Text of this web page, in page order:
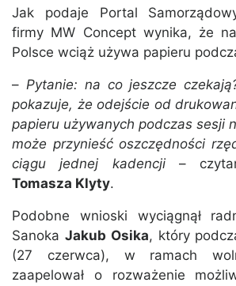
Jak podaje Portal
firmy MW Concept wynika, że
Polsce wciąż używa papieru
– Pytanie: na co jeszcze
pokazuje, że odejście od
papieru używanych podczas sesji
może przynieść oszczędności
ciągu jednej kadencji–
Tomasza Klyty.
Podobne wnioski wyciągnął
Sanoka Jakub Osika, który
(27 czerwca), w ramach
zaapelował o rozważenie